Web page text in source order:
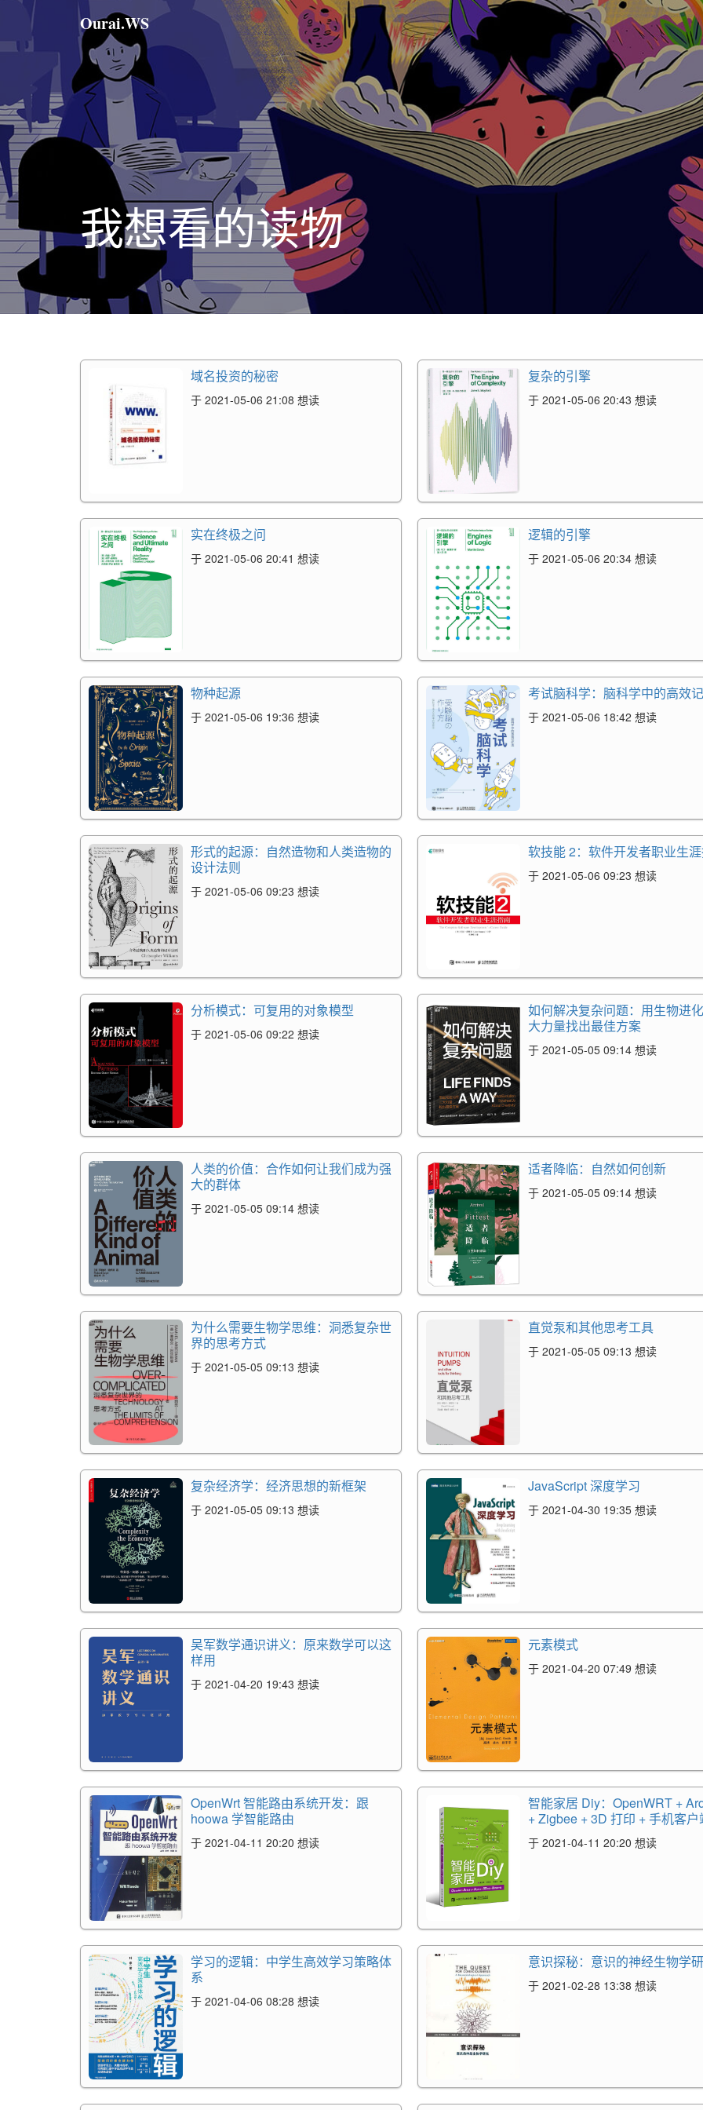
Ourai.WS
我想看的读物
域名投资的秘密
于 2021-05-06 21:08 想读
复杂的引擎
于 2021-05-06 20:43 想读
实在终极之问
于 2021-05-06 20:41 想读
逻辑的引擎
于 2021-05-06 20:34 想读
物种起源
于 2021-05-06 19:36 想读
考试脑科学：脑科学中的高效
于 2021-05-06 18:42 想读
形式的起源：自然造物和人类造物的
设计法则
于 2021-05-06 09:23 想读
软技能 2：软件开发者职业生
于 2021-05-06 09:23 想读
分析模式：可复用的对象模型
于 2021-05-06 09:22 想读
如何解决复杂问题：用生物进
大力量找出最佳方案
于 2021-05-05 09:14 想读
人类的价值：合作如何让我们成为强
大的群体
于 2021-05-05 09:14 想读
适者降临：自然如何创新
于 2021-05-05 09:14 想读
为什么需要生物学思维：洞悉复杂世
界的思考方式
于 2021-05-05 09:13 想读
直觉泵和其他思考工具
于 2021-05-05 09:13 想读
复杂经济学：经济思想的新框架
于 2021-05-05 09:13 想读
JavaScript 深度学习
于 2021-04-30 19:35 想读
吴军数学通识讲义：原来数学可以这
样用
于 2021-04-20 19:43 想读
元素模式
于 2021-04-20 07:49 想读
OpenWrt 智能路由系统开发：跟
hoowa 学智能路由
于 2021-04-11 20:20 想读
智能家居 Diy：OpenWRT +
+ Zigbee + 3D 打印 + 手机客户
于 2021-04-11 20:20 想读
学习的逻辑：中学生高效学习策略体
系
于 2021-04-06 08:28 想读
意识探秘：意识的神经生物学
于 2021-02-28 13:38 想读